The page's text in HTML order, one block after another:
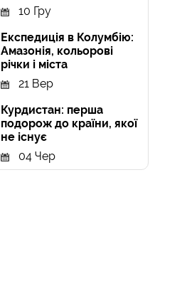
10 Гру
Експедиція в Колумбію:
Амазонія, кольорові
річки і міста
21 Вер
Курдистан: перша
подорож до країни, якої
не існує
04 Чер